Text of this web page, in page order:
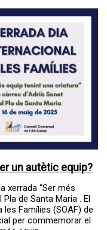
un autètic equip?
xerrada “Ser més
de Santa Maria . El
les Famílies (SOAF) de
per commemorar el